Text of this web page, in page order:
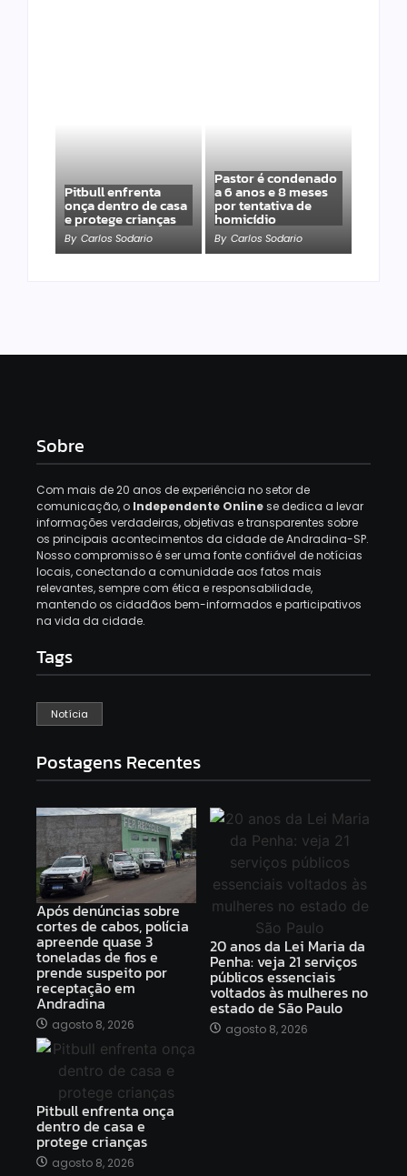
Pitbull enfrenta
onça dentro de casa
e protege crianças
By Carlos Sodario
Pastor é condenado
a 6 anos e 8 meses
por tentativa de
homicídio
By Carlos Sodario
Sobre
Com mais de 20 anos de experiência no setor de
comunicação, o Independente Onlinese dedica a levar
informações verdadeiras, objetivas e transparentes sobre
os principais acontecimentos da cidade de Andradina-SP.
Nosso compromisso é ser uma fonte confiável de notícias
locais, conectando a comunidade aos fatos mais
relevantes, sempre com ética e responsabilidade,
mantendo os cidadãos bem-informados e participativos
na vida da cidade.
Tags
Notícia
Postagens Recentes
Após denúncias sobre
cortes de cabos, polícia
apreende quase 3
toneladas de fios e
prende suspeito por
receptação em
Andradina
agosto 8, 2026
20 anos da Lei Maria da
Penha: veja 21 serviços
públicos essenciais
voltados às mulheres no
estado de São Paulo
agosto 8, 2026
Pitbull enfrenta onça
dentro de casa e
protege crianças
agosto 8, 2026